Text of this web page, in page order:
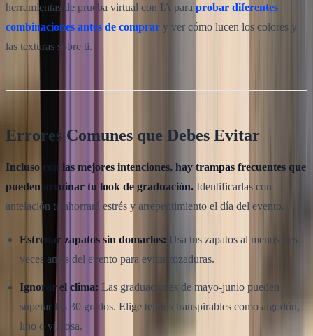
herramientas de prueba virtual con IA para probar diferentes
combinaciones antes de comprar y ver cómo lucen los colores y
las texturas sobre ti.
Errores Comunes que Debes Evitar
Incluso con las mejores intenciones, hay trampas frecuentes que
pueden arruinar tu look de graduación. Identificarlas con
antelación te ahorrará estrés y arrepentimiento el día del evento.
Estrenar zapatos sin domarlos: Usa tus zapatos al menos tres
veces antes del evento para evitar rozaduras.
Ignorar el clima: Las graduaciones de mayo-junio pueden
superar los 30 grados. Elige tejidos transpirables como algodón,
lino o viscosa.